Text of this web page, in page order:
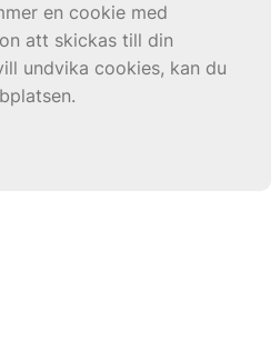
en cookie med
att skickas till din
undvika cookies, kan du